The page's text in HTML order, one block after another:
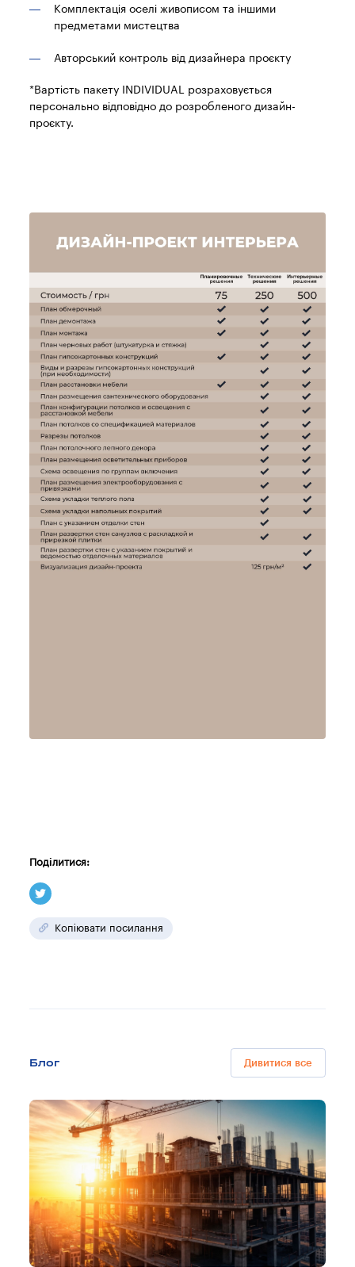
Комплектація оселі живописом та іншими
предметами мистецтва
Авторський контроль від дизайнера проєкту
*Вартість пакету INDIVIDUAL розраховується
персонально відповідно до розробленого дизайн-
проєкту.
Поділитися:
Копіювати посилання
Блог Дивитися все